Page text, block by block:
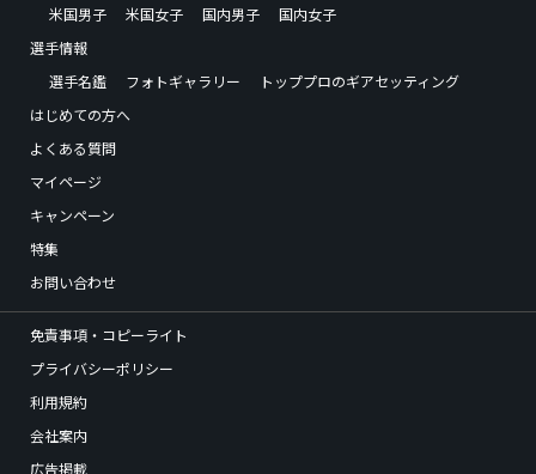
米国男子
米国女子 国内男子
国内女子
選手情報
選手名鑑
フォトギャラリー
トッププロのギアセッティング
はじめての方へ
よくある質問
マイページ
キャンペーン
特集
お問い合わせ
免責事項・コピーライト
プライバシーポリシー
利用規約
会社案内
広告掲載